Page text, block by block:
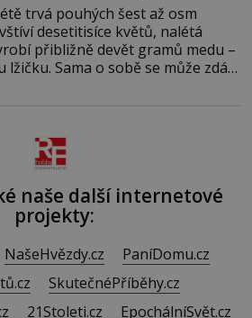
trvá pouhých šest až osm
desetitisíce květů, nalétá
přibližně devět gramů medu –
Sama o sobě se může zdát
naše další internetové
projekty:
NašeHvězdy.cz
PaníDomu.cz
SkutečnéPříběhy.cz
21Stoleti.cz EpochálníSvět.cz